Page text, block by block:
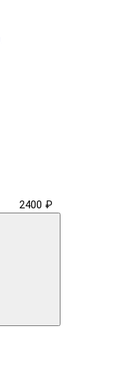
2400 ₽